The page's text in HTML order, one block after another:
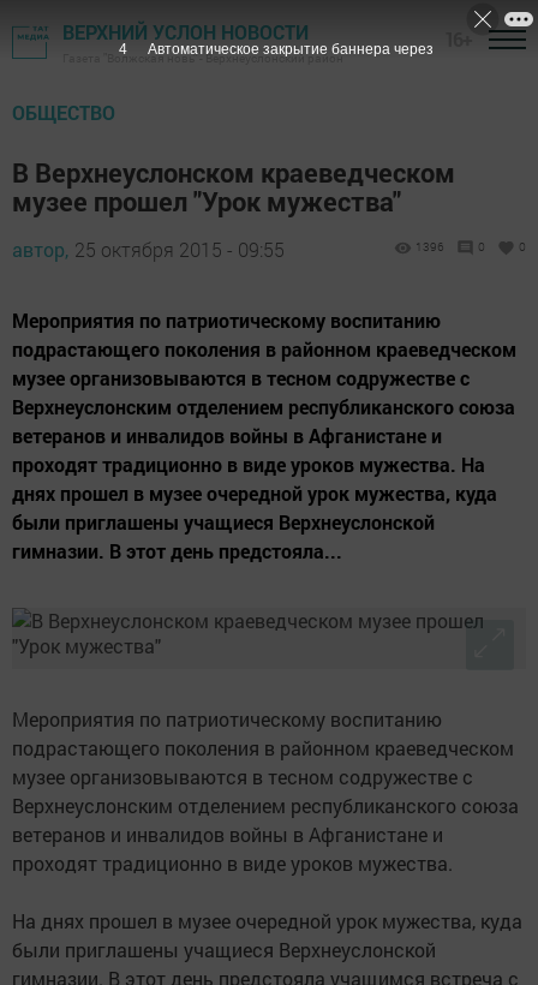
ВЕРХНИЙ УСЛОН НОВОСТИ
Газета "Волжская новь" - Верхнеуслонский район
ОБЩЕСТВО
В Верхнеуслонском краеведческом
музее прошел "Урок мужества"
автор, 25 октября 2015 - 09:55 1396 0 0
Мероприятия по патриотическому воспитанию
подрастающего поколения в районном краеведческом
музее организовываются в тесном содружестве с
Верхнеуслонским отделением республиканского союза
ветеранов и инвалидов войны в Афганистане и
проходят традиционно в виде уроков мужества. На
днях прошел в музее очередной урок мужества, куда
были приглашены учащиеся Верхнеуслонской
гимназии. В этот день предстояла...
Мероприятия по патриотическому воспитанию
подрастающего поколения в районном краеведческом
музее организовываются в тесном содружестве с
Верхнеуслонским отделением республиканского союза
ветеранов и инвалидов войны в Афганистане и
проходят традиционно в виде уроков мужества.
На днях прошел в музее очередной урок мужества, куда
были приглашены учащиеся Верхнеуслонской
гимназии. В этот день предстояла учащимся встреча с
3 Автоматическое закрытие баннера через